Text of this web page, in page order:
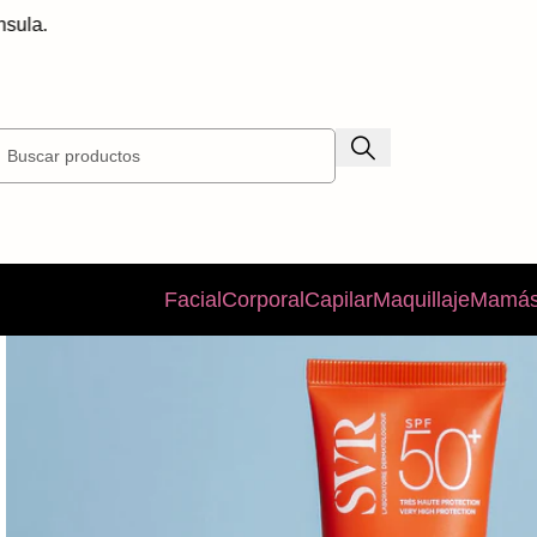
FacialCorporalCapilarMaquillaje